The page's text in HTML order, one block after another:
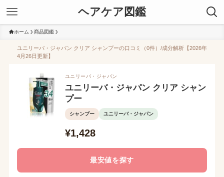
ヘアケア図鑑
ホーム 商品図鑑
ユニリーバ・ジャパン クリア シャンプーの口コミ（0件）/成分解析【2026年
4月26日更新】
ユニリーバ・ジャパン
ユニリーバ・ジャパン クリア シャン
プー
シャンプー ユニリーバ・ジャパン
¥1,428
最安値を探す